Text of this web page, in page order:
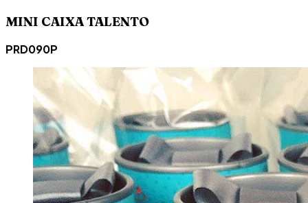
MINI CAIXA TALENTO
PRD090P